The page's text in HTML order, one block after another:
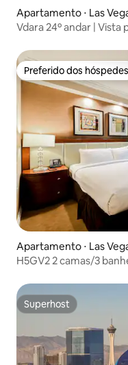
Apartamento ⋅ Las
Vdara 24º andar |
Preferido dos hóspedes
Preferido dos hóspedes
Apartamento ⋅ Las
H5GV2 2 camas/3
Superhost
Superhost